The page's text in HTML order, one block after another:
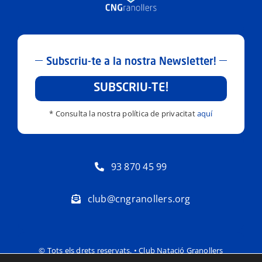
Subscriu-te a la nostra Newsletter!
SUBSCRIU-TE!
* Consulta la nostra política de privacitataquí
93 870 45 99
club@cngranollers.org
© Tots els drets reservats. • Club Natació Granollers